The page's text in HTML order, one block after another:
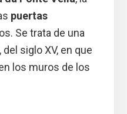
puertas
Se trata de una
, del siglo XV, en que
los muros de los